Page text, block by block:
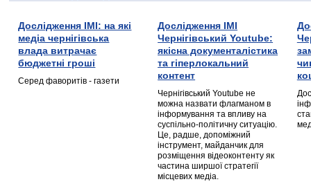
Дослідження ІМІ: на які
медіа чернігівська
влада витрачає
бюджетні гроші
Серед фаворитів - газети
Дослідження ІМІ
Чернігівський Youtube:
якісна документалістика
та гіперлокальний
контент
Чернігівський Youtube не
можна назвати флагманом в
інформування та впливу на
суспільно-політичну ситуацію.
Це, радше, допоміжний
інструмент, майданчик для
розміщення відеоконтенту як
частина ширшої стратегії
місцевих медіа.